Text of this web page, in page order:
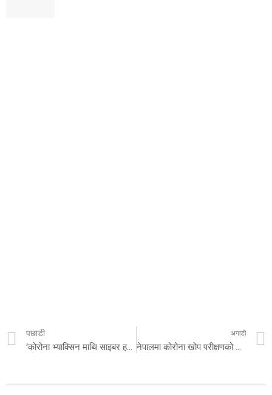
पछाडी
‘कोरोना भ्याक्सिन माथि साइबर हमला, माइक्रोसफ्टले दियो चेतावनी
अगाडी